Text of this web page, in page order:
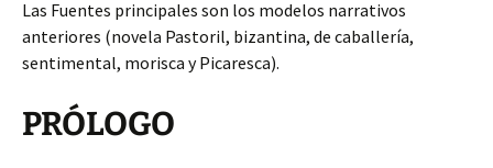
Las Fuentes principales son los modelos narrativos
anteriores (novela Pastoril, bizantina, de caballería,
sentimental, morisca y Picaresca).
PRÓLOGO